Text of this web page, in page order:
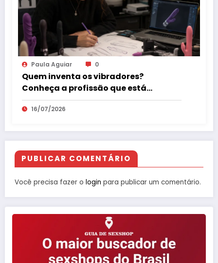
Paula Aguiar 0
Quem inventa os vibradores?
Conheça a profissão que está
revolucionando o mercado erótico
16/07/2026
PUBLICAR COMENTÁRIO
Você precisa fazer o login para publicar um comentário.